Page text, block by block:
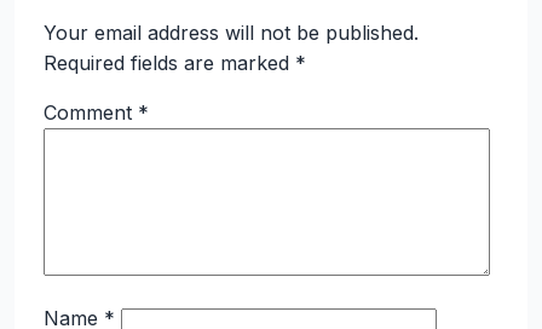
Your email address will not be published.
Required fields are marked *
Comment *
Name *